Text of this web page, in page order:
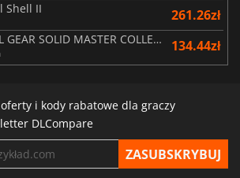
Shell II 261.26zł
METAL GEAR SOLID MASTER COLLECTION Vol.2 134.44zł
i kody rabatowe dla graczy
DLCompare